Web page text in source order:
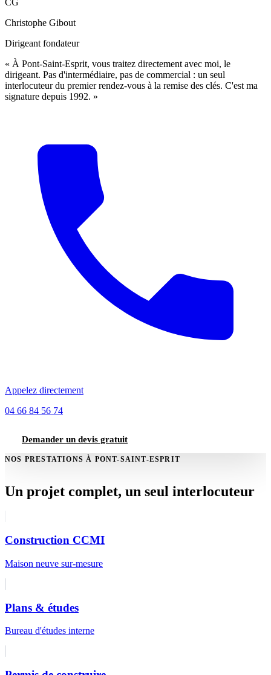
Christophe Gibout
Dirigeant fondateur
« À Pont-Saint-Esprit, vous traitez directement avec moi, le
dirigeant. Pas d'intermédiaire, pas de commercial : un seul
interlocuteur du premier rendez-vous à la remise des clés. C'est ma
signature depuis 1992. »
Appelez directement
04 66 84 56 74
Demander un devis gratuit
NOS PRESTATIONS À PONT-SAINT-ESPRIT
Un projet complet, un seul interlocuteur
Construction CCMI
Maison neuve sur-mesure
Plans & études
Bureau d'études interne